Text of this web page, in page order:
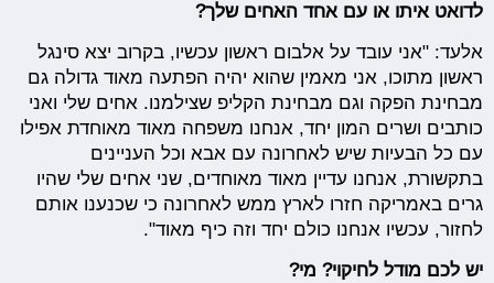
לדואט איתו או עם אחד האחים שלך?
אלעד: "אני עובד על אלבום ראשון עכשיו, בקרוב יצא סינגל
ראשון מתוכו, אני מאמין שהוא יהיה הפתעה מאוד גדולה גם
מבחינת הפקה וגם מבחינת הקליפ שצילמנו. אחים שלי ואני
כותבים ושרים המון יחד, אנחנו משפחה מאוד מאוחדת אפילו
עם כל הבעיות שיש לאחרונה עם אבא וכל העניינים
בתקשורת, אנחנו עדיין מאוד מאוחדים, שני אחים שלי שהיו
גרים באמריקה חזרו לארץ ממש לאחרונה כי שכנענו אותם
לחזור, עכשיו אנחנו כולם יחד וזה כיף מאוד".
יש לכם מודל לחיקוי? מי?